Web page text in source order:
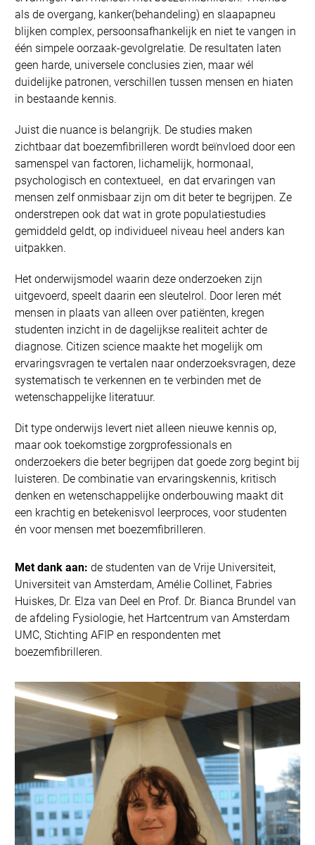
als de overgang, kanker(behandeling) en slaapapneu
blijken complex, persoonsafhankelijk en niet te vangen in
één simpele oorzaak-gevolgrelatie. De resultaten laten
geen harde, universele conclusies zien, maar wél
duidelijke patronen, verschillen tussen mensen en hiaten
in bestaande kennis.
Juist die nuance is belangrijk. De studies maken
zichtbaar dat boezemfibrilleren wordt beïnvloed door een
samenspel van factoren, lichamelijk, hormonaal,
psychologisch en contextueel, en dat ervaringen van
mensen zelf onmisbaar zijn om dit beter te begrijpen. Ze
onderstrepen ook dat wat in grote populatiestudies
gemiddeld geldt, op individueel niveau heel anders kan
uitpakken.
Het onderwijsmodel waarin deze onderzoeken zijn
uitgevoerd, speelt daarin een sleutelrol. Door leren mét
mensen in plaats van alleen over patiënten, kregen
studenten inzicht in de dagelijkse realiteit achter de
diagnose. Citizen science maakte het mogelijk om
ervaringsvragen te vertalen naar onderzoeksvragen, deze
systematisch te verkennen en te verbinden met de
wetenschappelijke literatuur.
Dit type onderwijs levert niet alleen nieuwe kennis op,
maar ook toekomstige zorgprofessionals en
onderzoekers die beter begrijpen dat goede zorg begint bij
luisteren. De combinatie van ervaringskennis, kritisch
denken en wetenschappelijke onderbouwing maakt dit
een krachtig en betekenisvol leerproces, voor studenten
én voor mensen met boezemfibrilleren.
Met dank aan: de studenten van de Vrije Universiteit,
Universiteit van Amsterdam, Amélie Collinet, Fabries
Huiskes, Dr. Elza van Deel en Prof. Dr. Bianca Brundel van
de afdeling Fysiologie, het Hartcentrum van Amsterdam
UMC, Stichting AFIP en respondenten met
boezemfibrilleren.